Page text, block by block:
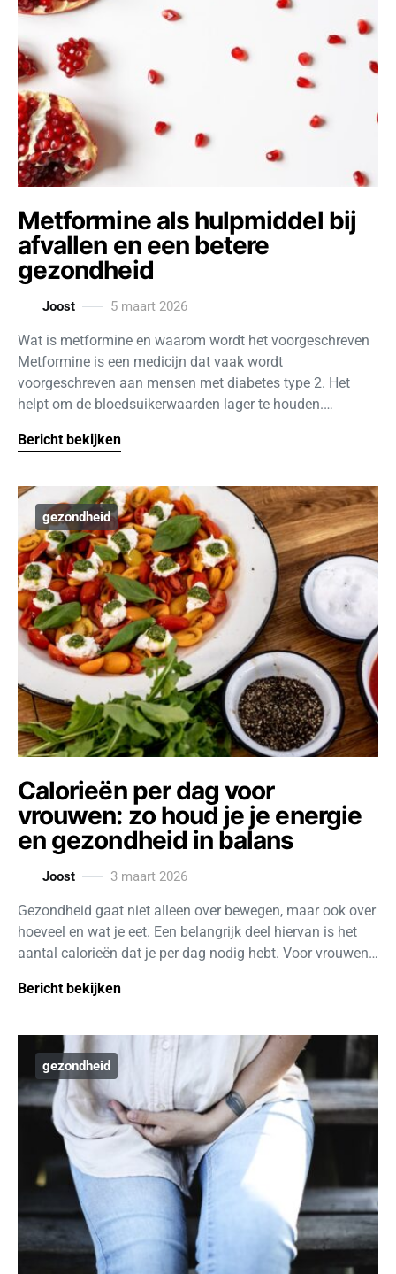
Metformine als hulpmiddel bij
afvallen en een betere
gezondheid
Joost 5 maart 2026
Wat is metformine en waarom wordt het voorgeschreven
Metformine is een medicijn dat vaak wordt
voorgeschreven aan mensen met diabetes type 2. Het
helpt om de bloedsuikerwaarden lager te houden.…
Bericht bekijken
gezondheid
Calorieën per dag voor
vrouwen: zo houd je je energie
en gezondheid in balans
Joost 3 maart 2026
Gezondheid gaat niet alleen over bewegen, maar ook over
hoeveel en wat je eet. Een belangrijk deel hiervan is het
aantal calorieën dat je per dag nodig hebt. Voor vrouwen…
Bericht bekijken
gezondheid